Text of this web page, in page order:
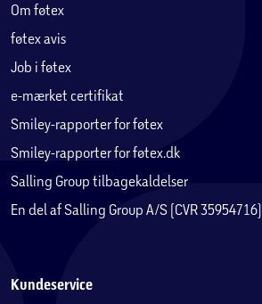
Om føtex
føtex avis
Job i føtex
e-mærket certifikat
Smiley-rapporter for føtex
Smiley-rapporter for føtex.dk
Salling Group tilbagekaldelser
En del af Salling Group A/S (CVR 35954716)
Kundeservice